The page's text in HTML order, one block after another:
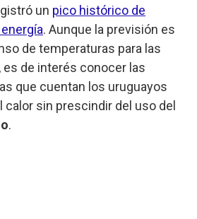
un pico histórico de
. Aunque la previsión es
de temperaturas para las
es de interés conocer las
que cuentan los uruguayos
calor sin prescindir del uso del
.